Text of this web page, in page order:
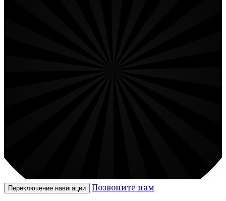
Переключение навигации
Позвоните нам